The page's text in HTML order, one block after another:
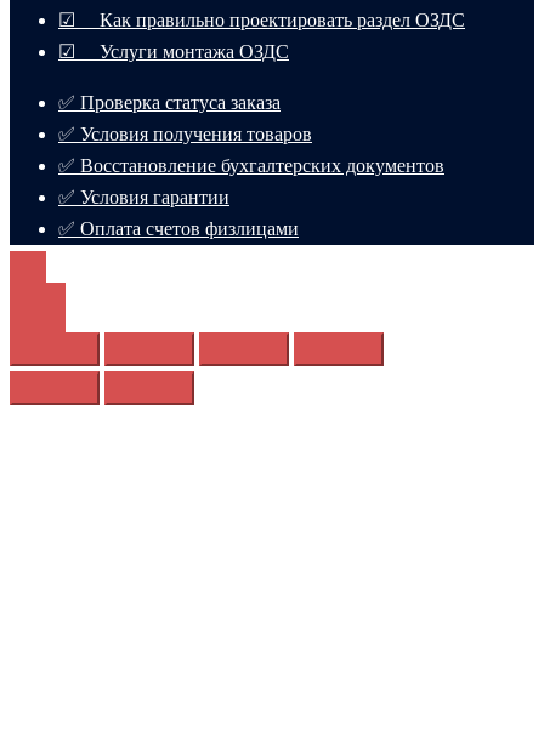
☑ Как правильно проектировать раздел ОЗДС
☑ Услуги монтажа ОЗДС
✅ Проверка статуса заказа
✅ Условия получения товаров
✅ Восстановление бухгалтерских документов
✅ Условия гарантии
✅ Оплата счетов физлицами